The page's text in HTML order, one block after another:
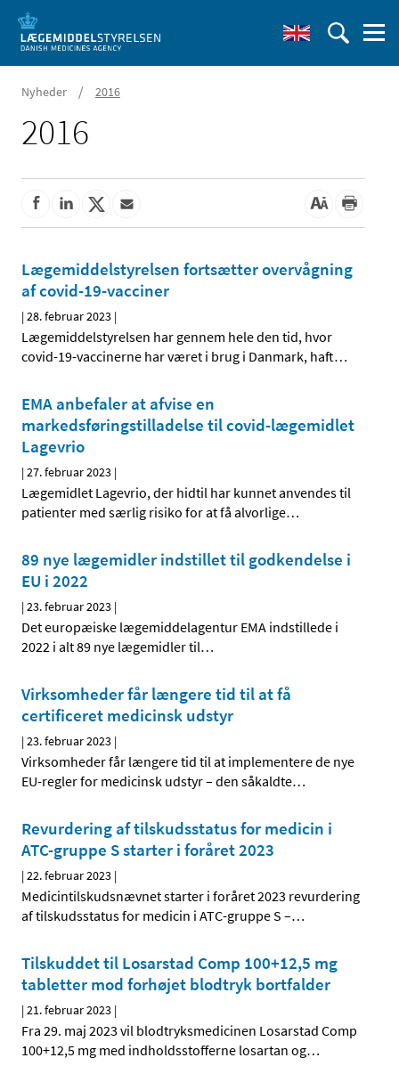
Nyheder / 2016
2016
Lægemiddelstyrelsen fortsætter overvågning
af covid-19-vacciner
|28. februar 2023 |
Lægemiddelstyrelsen har gennem hele den tid, hvor
covid-19-vaccinerne har været i brug i Danmark, haft…
EMA anbefaler at afvise en
markedsføringstilladelse til covid-lægemidlet
Lagevrio
|27. februar 2023 |
Lægemidlet Lagevrio, der hidtil har kunnet anvendes til
patienter med særlig risiko for at få alvorlige…
89 nye lægemidler indstillet til godkendelse i
EU i 2022
|23. februar 2023 |
Det europæiske lægemiddelagentur EMA indstillede i
2022 i alt 89 nye lægemidler til…
Virksomheder får længere tid til at få
certificeret medicinsk udstyr
|23. februar 2023 |
Virksomheder får længere tid til at implementere de nye
EU-regler for medicinsk udstyr – den såkaldte…
Revurdering af tilskudsstatus for medicin i
ATC-gruppe S starter i foråret 2023
|22. februar 2023 |
Medicintilskudsnævnet starter i foråret 2023 revurdering
af tilskudsstatus for medicin i ATC-gruppe S –…
Tilskuddet til Losarstad Comp 100+12,5 mg
tabletter mod forhøjet blodtryk bortfalder
|21. februar 2023 |
Fra 29. maj 2023 vil blodtryksmedicinen Losarstad Comp
100+12,5 mg med indholdsstofferne losartan og…